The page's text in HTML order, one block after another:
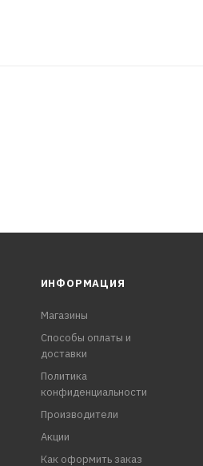
ИНФОРМАЦИЯ
Магазины
Способы оплаты и
доставки
Политика
конфиденциальности
Производители
Акции
Как оформить заказ